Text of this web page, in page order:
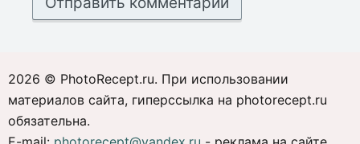
2026 © PhotoRecept.ru. При использовании
материалов сайта, гиперссылка на photorecept.ru
обязательна.